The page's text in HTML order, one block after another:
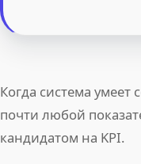
Когда система
почти любой
кандидатом на KPI.